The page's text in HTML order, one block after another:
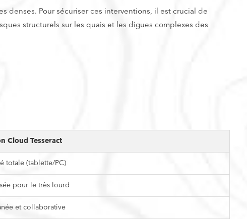
denses. Pour sécuriser ces interventions, il est crucial de
structurels sur les quais et les digues complexes des
Cloud Tesseract
totale (tablette/PC)
pour le très lourd
et collaborative